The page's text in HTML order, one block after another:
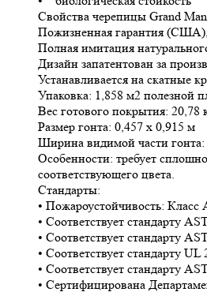
Свойства черепицы Grand
Пожизненная гарантия
Полная имитация
Дизайн запатентован за
Устанавливается на скатные
Упаковка: 1,858 м2 полезной
Вес готового покрытия: 20,78
Размер гонта: 0,457 х 0,915 м
Ширина видимой части
Особенности: требует
соответствующего цвета.
Стандарты:
• Пожароустойчивость: Класс
• Соответствует стандарту
• Соответствует стандарту
• Соответствует стандарту
• Соответствует стандарту
• Сертифицирована